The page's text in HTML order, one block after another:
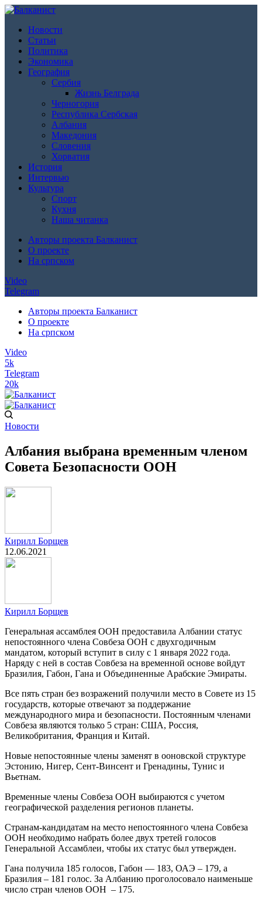
Новости
Статьи
Политика
Экономика
География
Сербия
Жизнь Белграда
Черногория
Республика Сербская
Албания
Македония
Словения
Хорватия
История
Интервью
Культура
Спорт
Кухня
Наша читанка
Авторы проекта Балканист
О проекте
На српском
Video
Telegram
Авторы проекта Балканист
О проекте
На српском
Video
5k
Telegram
20k
Новости
Албания выбрана временным членом
Совета Безопасности ООН
Кирилл Борщев
12.06.2021
Кирилл Борщев
Генеральная ассамблея ООН предоставила Албании статус
непостоянного члена Совбеза ООН с двухгодичным
мандатом, который вступит в силу с 1 января 2022 года.
Наряду с ней в состав Совбеза на временной основе войдут
Бразилия, Габон, Гана и Объединенные Арабские Эмираты.
Все пять стран без возражений получили место в Совете из 15
государств, которые отвечают за поддержание
международного мира и безопасности. Постоянным членами
Совбеза являются только 5 стран: США, Россия,
Великобритания, Франция и Китай.
Новые непостоянные члены заменят в ооновской структуре
Эстонию, Нигер, Сент-Винсент и Гренадины, Тунис и
Вьетнам.
Временные члены Совбеза ООН выбираются с учетом
географической разделения регионов планеты.
Странам-кандидатам на место непостоянного члена Совбеза
ООН необходимо набрать более двух третей голосов
Генеральной Ассамблеи, чтобы их статус был утвержден.
Гана получила 185 голосов, Габон — 183, ОАЭ – 179, а
Бразилия – 181 голос. За Албанию проголосовало наименьше
число стран членов ООН – 175.